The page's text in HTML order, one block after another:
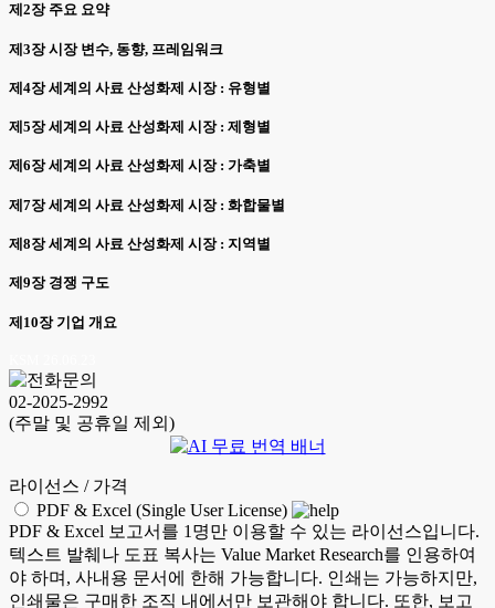
제2장 주요 요약
제3장 시장 변수, 동향, 프레임워크
제4장 세계의 사료 산성화제 시장 : 유형별
제5장 세계의 사료 산성화제 시장 : 제형별
제6장 세계의 사료 산성화제 시장 : 가축별
제7장 세계의 사료 산성화제 시장 : 화합물별
제8장 세계의 사료 산성화제 시장 : 지역별
제9장 경쟁 구도
제10장 기업 개요
02-2025-2992
(주말 및 공휴일 제외)
라이선스 / 가격
PDF & Excel (Single User License)
PDF & Excel 보고서를 1명만 이용할 수 있는 라이선스입니다.
텍스트 발췌나 도표 복사는 Value Market Research를 인용하여
야 하며, 사내용 문서에 한해 가능합니다. 인쇄는 가능하지만,
인쇄물은 구매한 조직 내에서만 보관해야 합니다. 또한, 보고